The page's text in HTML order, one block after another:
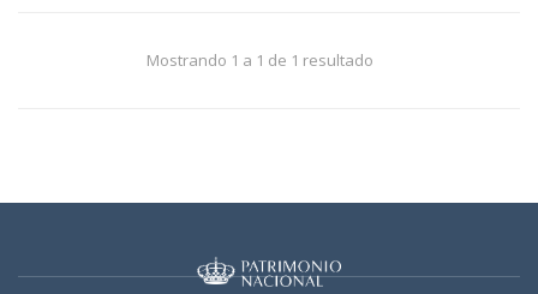
Mostrando 1 a 1 de 1 resultado